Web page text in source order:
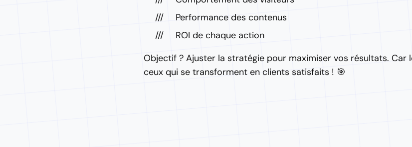
Performance des contenus
ROI de chaque action
Objectif ? Ajuster la stratégie pour maximiser vos résultats. Car
ceux qui se transforment en clients satisfaits ! 🎯